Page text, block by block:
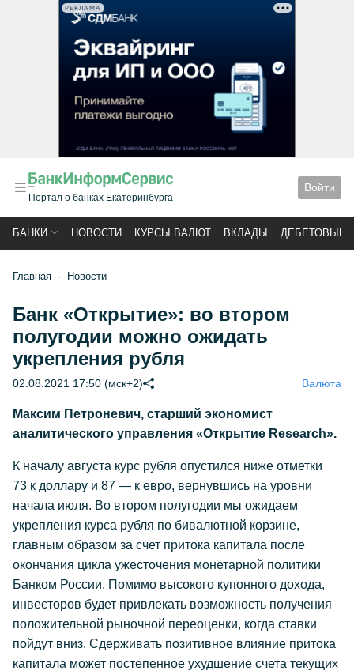
РЕКЛАМА
Портал о банках Екатеринбурга
Войти
БАНКИ НОВОСТИ КУРСЫ ВАЛЮТ ВКЛАДЫ ДЕБЕТОВЫЕ
Главная Новости
Банк «Открытие»: во втором
полугодии можно ожидать
укрепления рубля
02.08.2021 17:50 (мск+2) Валюта
Максим Петроневич, старший экономист
аналитического управления «Открытие Research».
К началу августа курс рубля опустился ниже отметки
73 к доллару и 87 — к евро, вернувшись на уровни
начала июля. Во втором полугодии мы ожидаем
укрепления курса рубля по бивалютной корзине,
главным образом за счет притока капитала после
окончания цикла ужесточения монетарной политики
Банком России. Помимо высокого купонного дохода,
инвесторов будет привлекать возможность получения
положительной рыночной переоценки, когда ставки
пойдут вниз. Сдерживать позитивное влияние притока
капитала может постепенное ухудшение счета текущих